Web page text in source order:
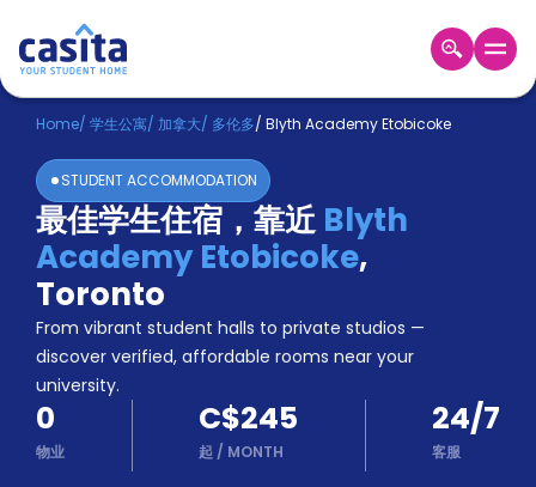
Home ZH CAD
登
入
Booking
Accommodation
About
us
Blog
Refer
And
Earn
Become
Partner
Home/ 学生公寓/ 加拿大/ 多伦多/ Blyth Academy Etobicoke
STUDENT ACCOMMODATION
最佳学生住宿，靠近Blyth
Academy Etobicoke,
Toronto
From vibrant student halls to private studios —
discover verified, affordable rooms near your
university.
0
物业
C$245
起 / MONTH
24/7
客服